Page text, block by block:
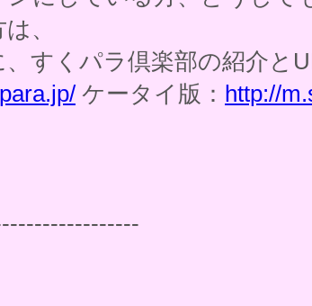
、
すくパラ倶楽部の紹介と
ケータイ版： http://